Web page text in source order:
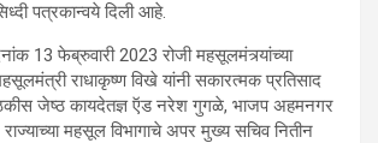
पत्रकान्वये दिली आहे.
13 फेब्रुवारी 2023 रोजी महसूलमंत्र्यांच्या
राधाकृष्ण विखे यांनी सकारत्मक प्रतिसाद
जेष्ठ कायदेतज्ञ ऍड नरेश गुगळे, भाजप अहमनगर
राज्याच्या महसूल विभागाचे अपर मुख्य सचिव नितीन